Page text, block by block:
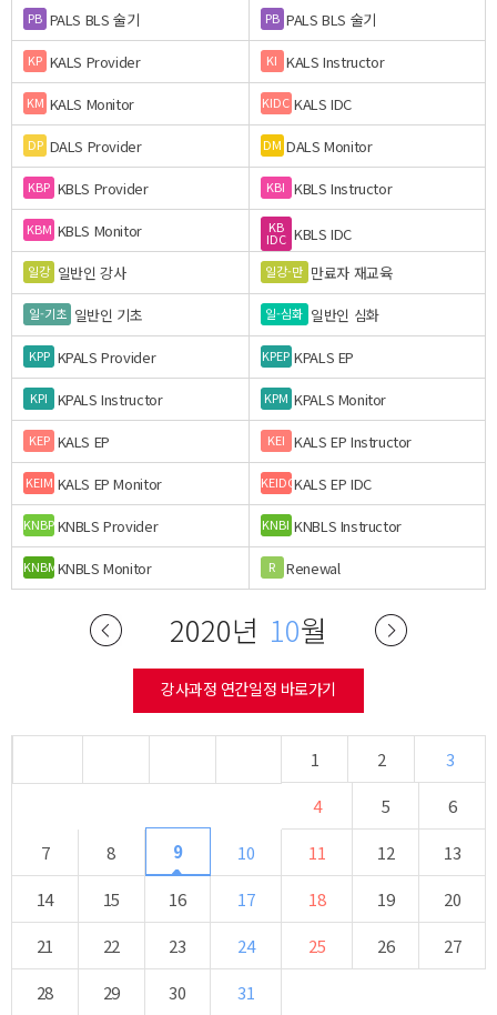
PB PALS BLS 술기 PB PALS BLS 술기
KP KALS Provider KI KALS Instructor
KM KALS Monitor KIDC KALS IDC
DP DALS Provider DM DALS Monitor
KBP KBLS Provider KBI KBLS Instructor
KBM KBLS Monitor KB
IDC KBLS IDC
일강 일반인 강사 일강-만 만료자 재교육
일-기초 일반인 기초 일-심화 일반인 심화
KPP KPALS Provider KPEP KPALS EP
KPI KPALS Instructor KPM KPALS Monitor
KEP KALS EP KEI KALS EP Instructor
KEIM KALS EP Monitor KEIDCKALS EP IDC
KNBPKNBLS Provider KNBI KNBLS Instructor
KNBMKNBLS Monitor R Renewal
2020년 10월
강사과정 연간일정 바로가기
1 2
3
4
5
6
7
8 9 10 11 12
13
14
15 16 17 18 19
20
21
22 23 24 25 26
27
28
29 30 31